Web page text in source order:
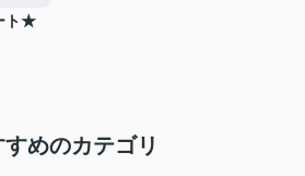
ト★
すめのカテゴリ